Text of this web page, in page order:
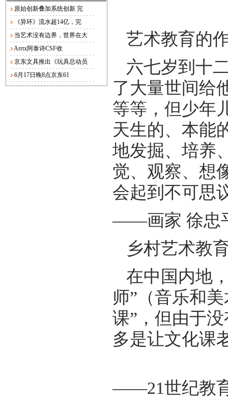
原始创新叠加系统创新 完
《异环》流水超14亿，完
当艺术没有边界，世界在大
Arrtx阿泰诗CSF收
京东文具推出《玩具总动员
6月17日晚8点京东61
艺术教育的
六七岁到十
了大量世间给
等等，但少年
天生的、本能
地发掘、培养
觉、观察、想
会起到
——画家 徐忠
乡村艺术教
在中国内地
师”（音乐和
课”，但由于
多是让
——21世纪教